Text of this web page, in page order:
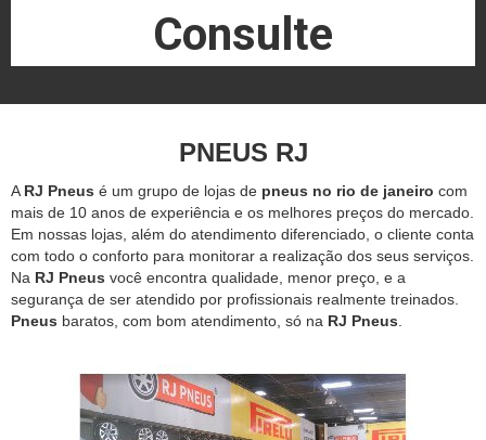
Consulte
PNEUS RJ
A RJ Pneus é um grupo de lojas de pneus no rio de janeiro com
mais de 10 anos de experiência e os melhores preços do mercado.
Em nossas lojas, além do atendimento diferenciado, o cliente conta
com todo o conforto para monitorar a realização dos seus serviços.
Na RJ Pneus você encontra qualidade, menor preço, e a
segurança de ser atendido por profissionais realmente treinados.
Pneus baratos, com bom atendimento, só na RJ Pneus